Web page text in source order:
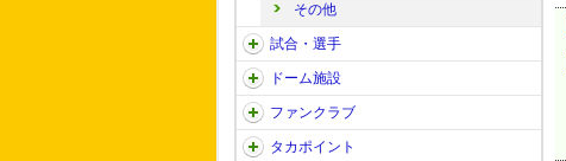
その他
試合・選手
ドーム施設
ファンクラブ
タカポイント